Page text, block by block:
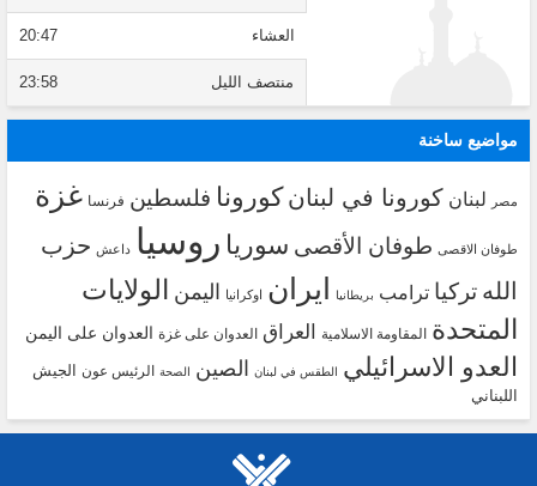
العشاء 20:47
منتصف الليل 23:58
مواضيع ساخنة
مصر لبنان كورونا في لبنانكورونا فلسطين فرنسا غزة
طوفان الاقصى طوفان الأقصى سوريا روسيا داعش حزب
الله تركيا ترامب بريطانيا ايران اوكرانيا اليمن
الولايات
المتحدة
المقاومة الاسلامية العراق العدوان على غزة العدوان على اليمن
العدو الاسرائيلي الطقس في لبنان الصين الصحة الرئيس عون
الجيش
اللبناني